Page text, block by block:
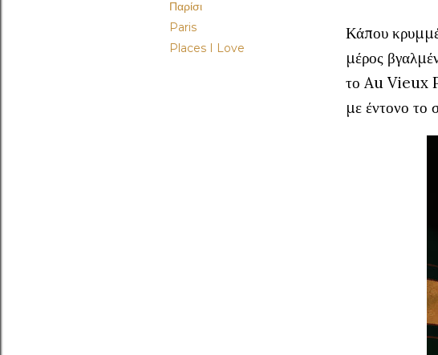
Παρίσι
Paris
Places I Love
Κάπου
μέρος
το Au Vieux
με έντονο το